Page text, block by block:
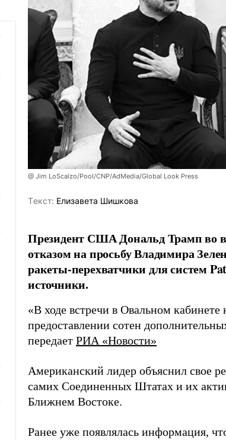
@ Jim LoScalzo/Pool/CNP/AdMedia/Global Look Press
Tекст: Елизавета Шишкова
Президент США Дональд Трамп во
отказом на просьбу Владимира
ракеты-перехватчики для систем
источники.
«В ходе встречи в Овальном
предоставлении сотен
передает РИА «Новости»
Американский лидер объяснил свое
самих Соединенных Штатах и их
Ближнем Востоке.
Ранее уже появлялась информация,